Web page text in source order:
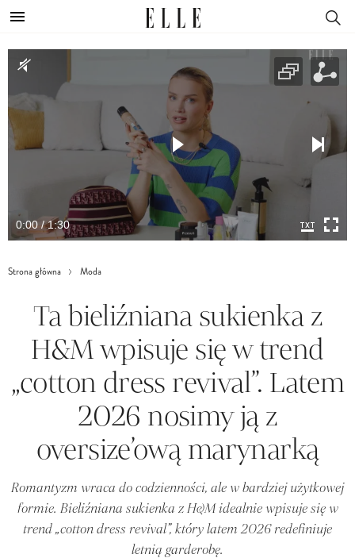
0:00 / 1:30
Strona główna Moda
Ta bieliźniana sukienka z
H&M wpisuje się w trend
„cotton dress revival”. Latem
2026 nosimy ją z
oversize’ową marynarką
Romantyzm wraca do codzienności, ale w bardziej użytkowej
formie. Bieliźniana sukienka z H&M idealnie wpisuje się w
trend „cotton dress revival”, który latem 2026 redefiniuje
letnią garderobę.